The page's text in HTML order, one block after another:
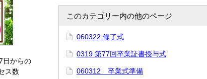
日からの
ス数
このカテゴリー内の他のページ
060322 修了式
0319 第77回卒業証書授与式
060312 卒業式準備